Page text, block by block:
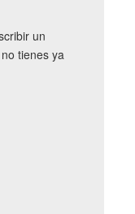
un
tienes ya